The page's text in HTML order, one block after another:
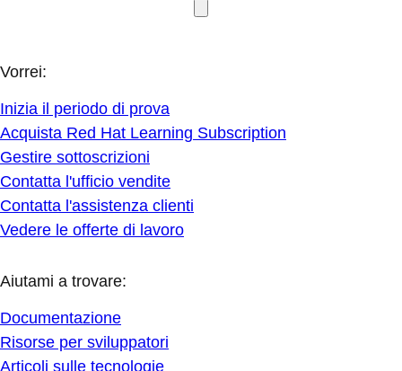
Vorrei:
Inizia il periodo di prova
Acquista Red Hat Learning Subscription
Gestire sottoscrizioni
Contatta l'ufficio vendite
Contatta l'assistenza clienti
Vedere le offerte di lavoro
Aiutami a trovare:
Documentazione
Risorse per sviluppatori
Articoli sulle tecnologie